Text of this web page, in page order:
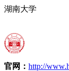
湖南大学
官网： http://